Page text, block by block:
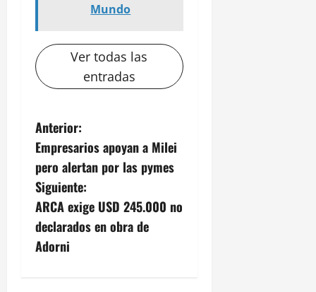
Mundo
Ver todas las
entradas
N
a
v
e
g
Anterior:
Empresarios apoyan a Milei
pero alertan por las pymes
Siguiente:
ARCA exige USD 245.000 no
declarados en obra de
Adorni